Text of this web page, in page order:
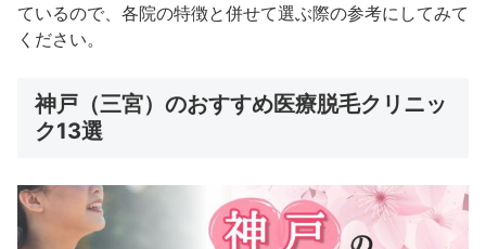
ているので、各院の特徴と併せて選ぶ際の参考にしてみて
ください。
神戸（三宮）のおすすめ医療脱毛クリニッ
ク13選